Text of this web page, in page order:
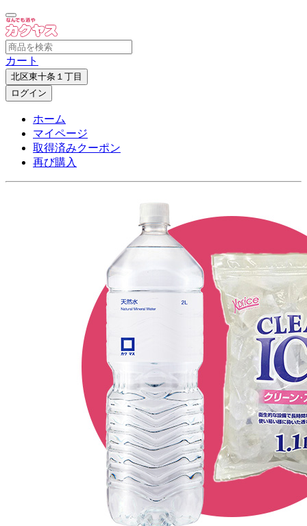
カート
北区東十条１丁目
ログイン
ホーム
マイページ
取得済みクーポン
再び購入